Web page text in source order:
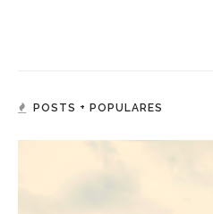
POSTS + POPULARES